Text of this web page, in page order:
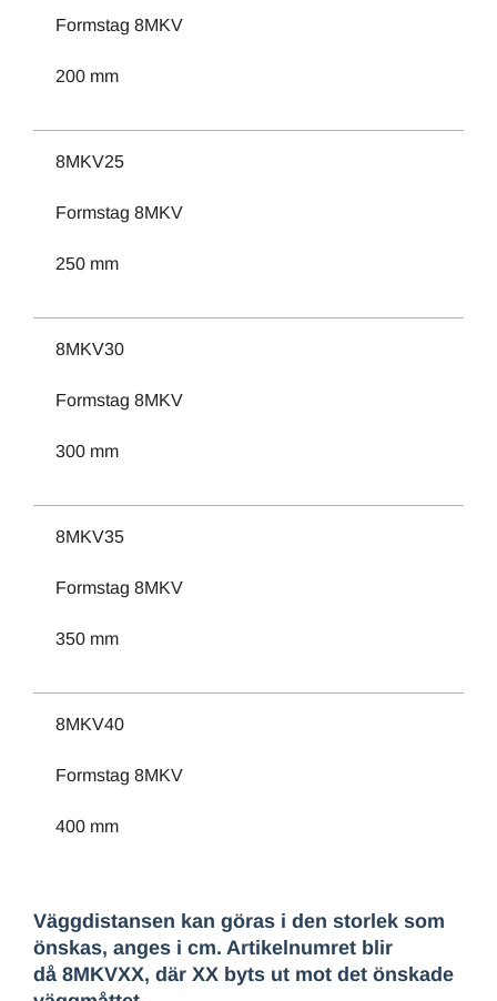
Formstag 8MKV
200 mm
8MKV25
Formstag 8MKV
250 mm
8MKV30
Formstag 8MKV
300 mm
8MKV35
Formstag 8MKV
350 mm
8MKV40
Formstag 8MKV
400 mm
Väggdistansen kan göras i den storlek som
önskas, anges i cm. Artikelnumret blir
då 8MKVXX, där XX byts ut mot det önskade